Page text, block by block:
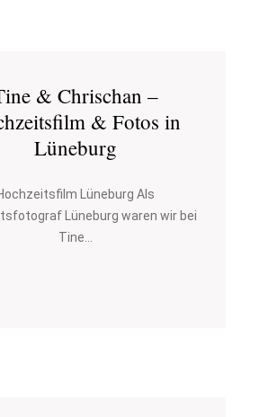
& Chrischan –
& Fotos in
Lüneburg
Lüneburg Als
Lüneburg waren wir bei
Tine...